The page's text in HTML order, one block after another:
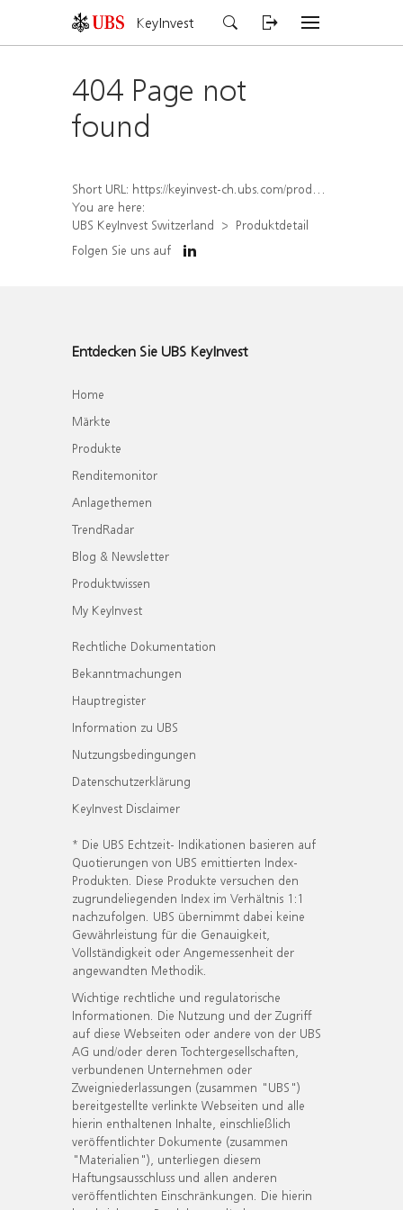
KeyInvest
404 Page not
found
Short URL: https://keyinvest-ch.ubs.com/produkt/detail/index/isin/CH1564680812
You are here:
UBS KeyInvest Switzerland
Produktdetail
Folgen Sie uns auf
Entdecken Sie UBS KeyInvest
Home
Märkte
Produkte
Renditemonitor
Anlagethemen
TrendRadar
Blog & Newsletter
Produktwissen
My KeyInvest
Rechtliche Dokumentation
Bekanntmachungen
Hauptregister
Information zu UBS
Nutzungsbedingungen
Datenschutzerklärung
KeyInvest Disclaimer
* Die UBS Echtzeit- Indikationen basieren auf
Quotierungen von UBS emittierten Index-
Produkten. Diese Produkte versuchen den
zugrundeliegenden Index im Verhältnis 1:1
nachzufolgen. UBS übernimmt dabei keine
Gewährleistung für die Genauigkeit,
Vollständigkeit oder Angemessenheit der
angewandten Methodik.
Wichtige rechtliche und regulatorische
Informationen. Die Nutzung und der Zugriff
auf diese Webseiten oder andere von der UBS
AG und/oder deren Tochtergesellschaften,
verbundenen Unternehmen oder
Zweigniederlassungen (zusammen "UBS")
bereitgestellte verlinkte Webseiten und alle
hierin enthaltenen Inhalte, einschließlich
veröffentlichter Dokumente (zusammen
"Materialien"), unterliegen diesem
Haftungsausschluss und allen anderen
veröffentlichten Einschränkungen. Die hierin